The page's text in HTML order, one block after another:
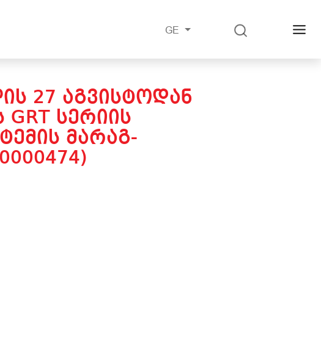
GE
27 ᲐᲒᲕᲘᲡᲢᲝᲓᲐᲜ
ᲡᲔᲠᲘᲘᲡ
ᲛᲐᲠᲐᲒ-